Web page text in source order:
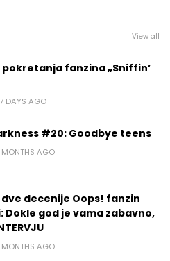
View all
pokretanja fanzina „Sniffin’
DAYS AGO
#20: Goodbye teens
AGO
dve decenije Oops! fanzin
Dokle god je vama zabavno,
AGO